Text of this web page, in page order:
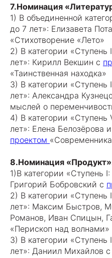
7.Номинация
1) В объединенной
до 7 лет»: Елизавета
«Стихотворение «Лето»
2) В категории «Ступень
лет»: Кирилл Векшин с
«Таинственная находка»
3) В категории «Ступень
лет»: Александра
мыслей о
4) В категории «Ступень
лет»: Елена Белозёрова
проектом
8.Номинация
1)В категории «Ступень
Григорий Бобровский с
2) В категории «Ступень
лет»: Максим Быстров,
Романов, Иван Спицын,
«Перископ над волнами»
3) В категории «Ступень
лет»: Даниил Михайлов с